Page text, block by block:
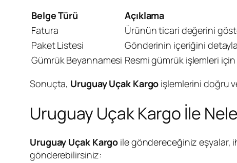
Belge Türü
Açıklama
Fatura
Ürünün ticari değerini
Paket Listesi
Gönderinin içeriğini
Gümrük Beyannamesi Resmi gümrük işlemleri
Sonuçta, Uruguay Uçak Kargo işlemlerini doğru
Uruguay Uçak Kargo İle
Uruguay Uçak Kargo ile göndereceğiniz eşyalar,
gönderebilirsiniz: